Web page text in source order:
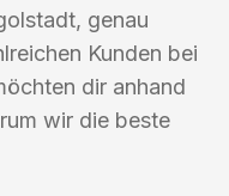
genau
Kunden bei
dir anhand
wir die beste